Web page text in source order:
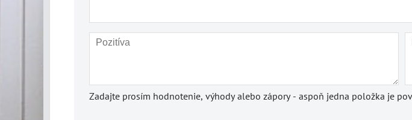
Zadajte prosím hodnotenie, výhody alebo zápory - aspoň jedna položka je